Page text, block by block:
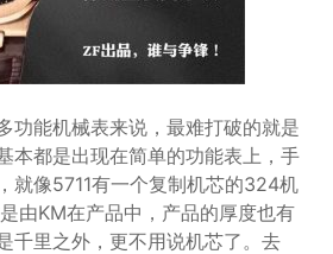
功能机械表来说，最难打破的就是
本都是出现在简单的功能表上，手
就像5711有一个复制机芯的324机
由KM在产品中，产品的厚度也有
千里之外，更不用说机芯了。去